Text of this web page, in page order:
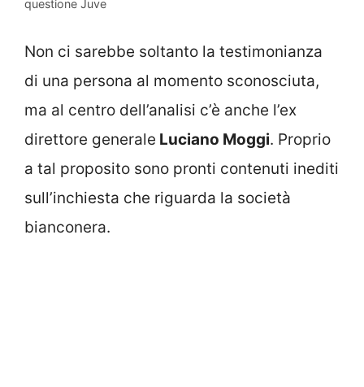
questione Juve
Non ci sarebbe soltanto la testimonianza
di una persona al momento sconosciuta,
ma al centro dell’analisi c’è anche l’ex
direttore generale Luciano Moggi. Proprio
a tal proposito sono pronti contenuti inediti
sull’inchiesta che riguarda la società
bianconera.